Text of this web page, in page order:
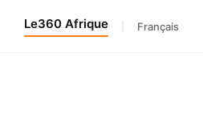
Le360 Afrique Français